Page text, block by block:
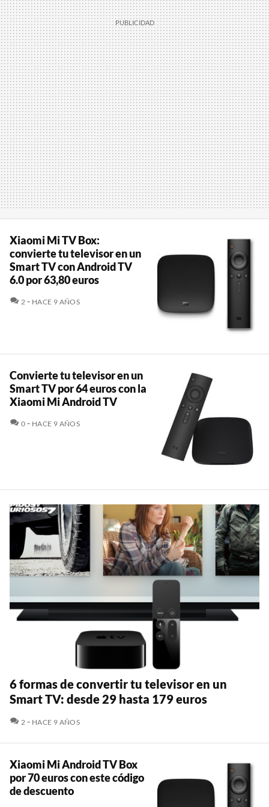
Xiaomi Mi TV Box:
convierte tu televisor en un
Smart TV con Android TV
6.0 por 63,80 euros
2 COMENTARIOS
HACE 9 AÑOS
Convierte tu televisor en un
Smart TV por 64 euros con la
Xiaomi Mi Android TV
0 COMENTARIOS
HACE 9 AÑOS
6 formas de convertir tu televisor en un
Smart TV: desde 29 hasta 179 euros
2 COMENTARIOS
HACE 9 AÑOS
Xiaomi Mi Android TV Box
por 70 euros con este código
de descuento